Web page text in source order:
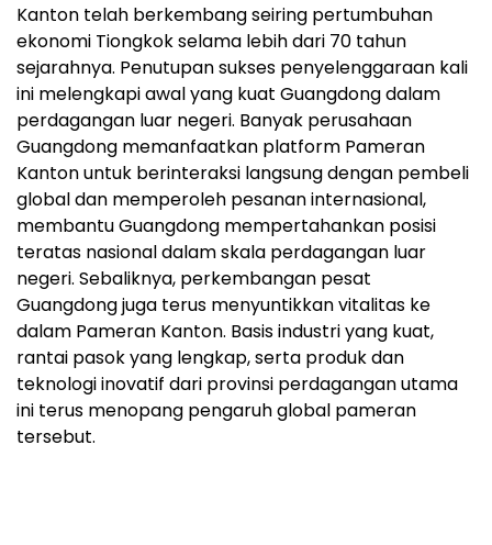
Kanton telah berkembang seiring pertumbuhan
ekonomi Tiongkok selama lebih dari 70 tahun
sejarahnya. Penutupan sukses penyelenggaraan kali
ini melengkapi awal yang kuat Guangdong dalam
perdagangan luar negeri. Banyak perusahaan
Guangdong memanfaatkan platform Pameran
Kanton untuk berinteraksi langsung dengan pembeli
global dan memperoleh pesanan internasional,
membantu Guangdong mempertahankan posisi
teratas nasional dalam skala perdagangan luar
negeri. Sebaliknya, perkembangan pesat
Guangdong juga terus menyuntikkan vitalitas ke
dalam Pameran Kanton. Basis industri yang kuat,
rantai pasok yang lengkap, serta produk dan
teknologi inovatif dari provinsi perdagangan utama
ini terus menopang pengaruh global pameran
tersebut.